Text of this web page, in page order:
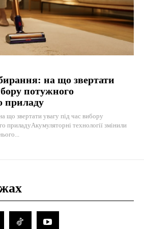
на що звертати
потужного
приладу
що звертати увагу під час вибору
приладуАкумуляторні технології змінили